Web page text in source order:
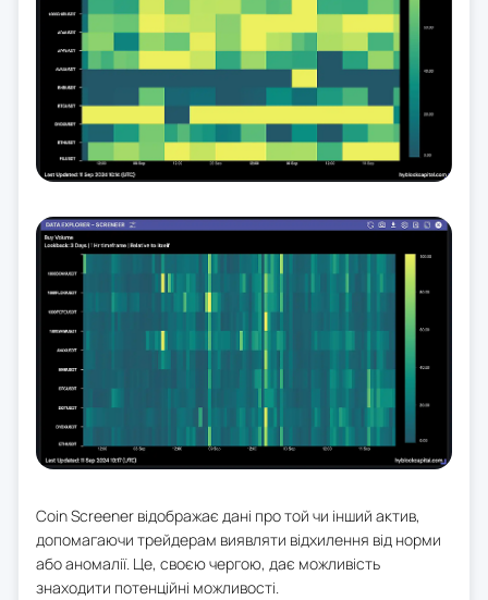
Coin Screener відображає дані про той чи інший актив,
допомагаючи трейдерам виявляти відхилення від норми
або аномалії. Це, своєю чергою, дає можливість
знаходити потенційні можливості.